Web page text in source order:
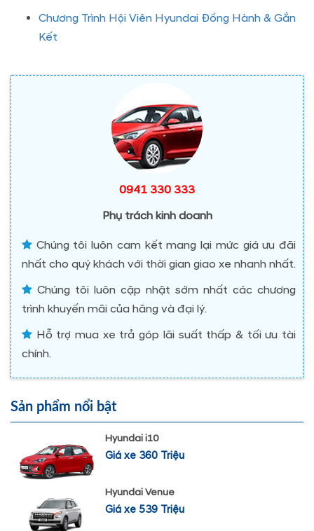
Chương Trình Hội Viên Hyundai Đồng Hành & Gắn
Kết
0941 330 333
Phụ trách kinh doanh
Chúng tôi luôn cam kết mang lại mức giá ưu đãi
nhất cho quý khách với thời gian giao xe nhanh nhất.
Chúng tôi luôn cập nhật sớm nhất các chương
trình khuyến mãi của hãng và đại lý.
Hỗ trợ mua xe trả góp lãi suất thấp & tối ưu tài
chính.
Sản phẩm nổi bật
Hyundai i10
Giá xe 360 Triệu
Hyundai Venue
Giá xe 539 Triệu